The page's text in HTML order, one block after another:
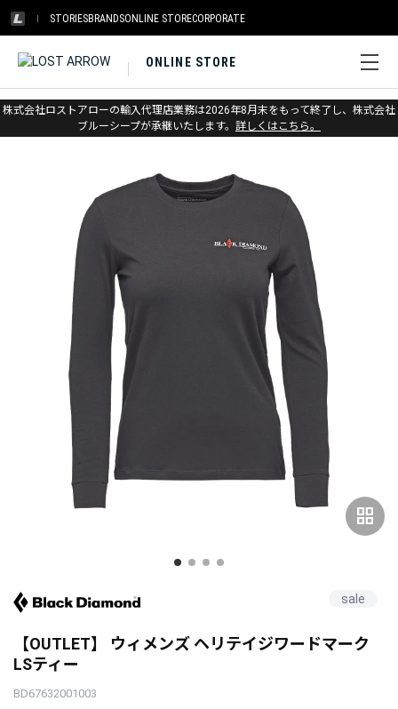
STORIESBRANDSONLINE STORECORPORATE
ONLINE STORE
株式会社ロストアローの輸入代理店業務は2026年8月末をもって終了し、株式会社
ブルーシープが承継いたします。 詳しくはこちら。
ホーム > アウトレット > アパレル ウィメンズ
grid_view
sale
【OUTLET】 ウィメンズ ヘリテイジワードマーク
LSティー
BD67632001003